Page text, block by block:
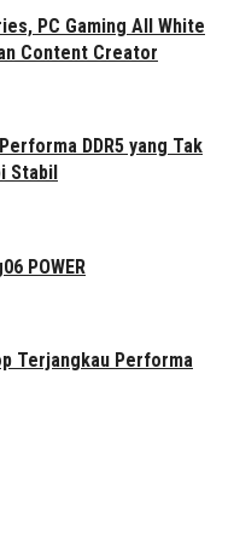
PC Gaming All White
Content Creator
DDR5 yang Tak
Stabil
POWER
Terjangkau Performa